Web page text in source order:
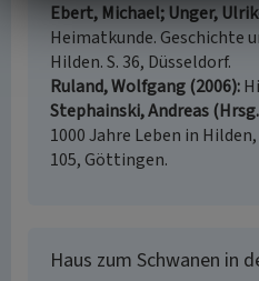
Ebert, Michael; Unger,
Heimatkunde. Geschichte
Hilden. S. 36, Düsseldorf.
Ruland, Wolfgang (2006)
Stephainski, Andreas
1000 Jahre Leben in
105, Göttingen.
Haus zum Schwanen in